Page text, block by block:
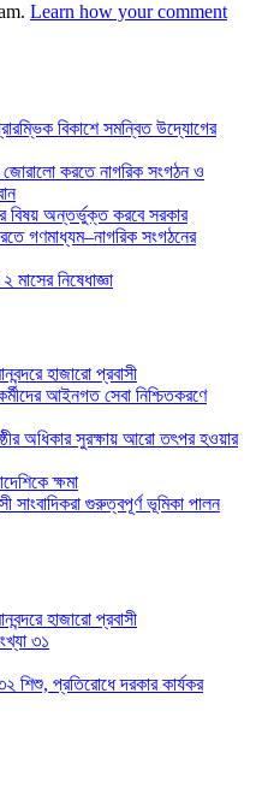
Learn how your comment
বিকাশে সমন্বিত উদ্যোগের
জোরালো করতে নাগরিক সংগঠন ও
বিষয় অন্তর্ভুক্ত করবে সরকার
গণমাধ্যম–নাগরিক সংগঠনের
মাসের নিষেধাজ্ঞা
হাজারো প্রবাসী
আইনগত সেবা নিশ্চিতকরণে
অধিকার সুরক্ষায় আরো তৎপর হওয়ার
ক্ষমা
সাংবাদিকরা গুরুত্বপূর্ণ ভূমিকা পালন
হাজারো প্রবাসী
৩১
শিশু, প্রতিরোধে দরকার কার্যকর